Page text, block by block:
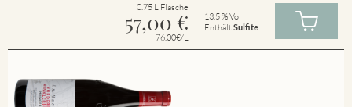
0.75 L Flasche
57,00 €
76.00€/L
13.5 % Vol
EnthältSulfite